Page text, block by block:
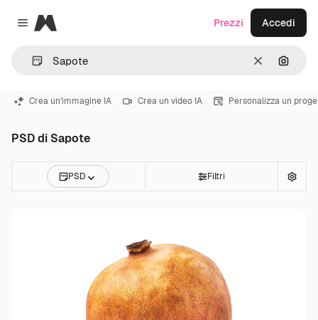
Close menu
Magnific
CancellaCerca
Prezzi Accedi
Crea un'immagine IA Crea un video IA Personalizza un
PSD di Sapote
PSD Filtri